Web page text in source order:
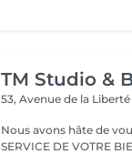
TM Studio &
53, Avenue de la Liberté
Nous avons hâte de vous accueillir ! UN
SERVICE DE VOTRE